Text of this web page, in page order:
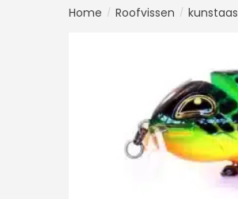
Home / Roofvissen / kunstaas